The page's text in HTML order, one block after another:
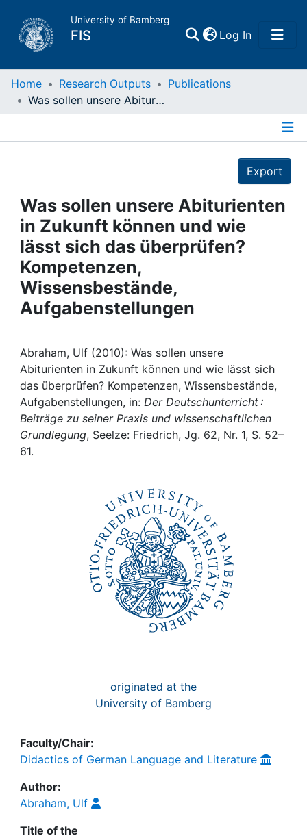
University of Bamberg
FIS Log In(current)
Home
Projects
People
Institutions
Awards
Help
Home Research Outputs
Publications
Was sollen unsere Abiturienten in Zukunft können und wie lässt sich das überprüfen? Kompetenzen, Wissensbestände, Aufgabenstellungen
Export
Was sollen unsere Abiturienten
in Zukunft können und wie
lässt sich das überprüfen?
Kompetenzen,
Wissensbestände,
Aufgabenstellungen
Abraham, Ulf (2010): Was sollen unsere
Abiturienten in Zukunft können und wie lässt sich
das überprüfen? Kompetenzen, Wissensbestände,
Aufgabenstellungen, in: Der Deutschunterricht :
Beiträge zu seiner Praxis und wissenschaftlichen
Grundlegung, Seelze: Friedrich, Jg. 62, Nr. 1, S. 52–
61.
originated at the
University of Bamberg
Faculty/Chair:
Didactics of German Language and Literature
Author:
Abraham, Ulf
Title of the